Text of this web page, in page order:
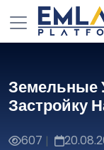
Земельные
Застройку
607 |